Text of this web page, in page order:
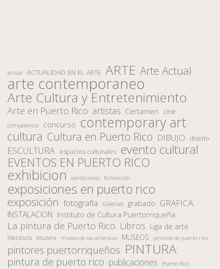
actual ACTUALIDAD EN EL ARTE ARTE Arte Actual
arte contemporaneo
Arte Cultura y Entretenimiento
Arte en Puerto Rico artistas Certamen cine
competencia concurso contemporary art
cultura Cultura en Puerto Rico DIBUJO diseño
ESCULTURA espacios culturales evento cultural
EVENTOS EN PUERTO RICO
exhibicion exhibiciones Exhibición
exposiciones en puerto rico
exposición fotografía Galerias grabado GRAFICA
INSTALACION Instituto de Cultura Puertorriqueña
La pintura de Puerto Rico Libros Liga de arte
literatura museo museo de las americas MUSEOS pintores de puerto rico
pintores puertorriqueños PINTURA
pintura de puerto rico publicaciones Puerto Rico